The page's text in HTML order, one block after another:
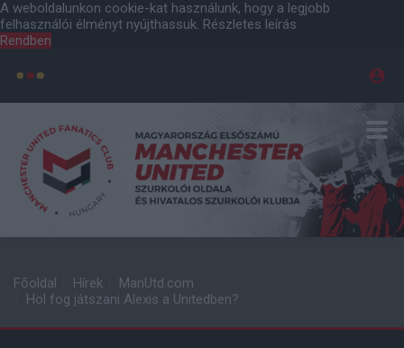
A weboldalunkon cookie-kat használunk, hogy a legjobb
felhasználói élményt nyújthassuk. Részletes leírás
Rendben
Főoldal Hírek
ManUtd.com
Hol fog játszani Alexis a Unitedben?